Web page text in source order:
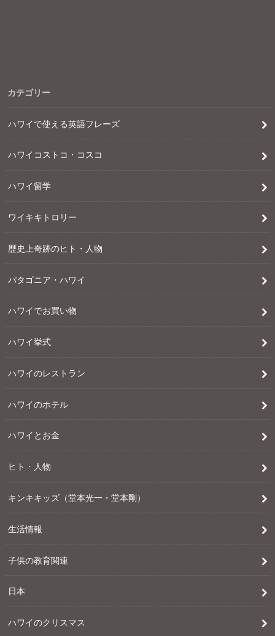
カテゴリー
ハワイで使える英語フレーズ
ハワイコストコ・コスコ
ハワイ留学
ワイキキトロリー
歴史上奇跡のヒト・人物
パタゴニア・ハワイ
ハワイでお買い物
ハワイ挙式
ハワイのレストラン
ハワイのホテル
ハワイとお金
ヒト・人物
キンキキッズ（堂本光一・堂本剛）
生活情報
子供の教育関連
日本
ハワイのクリスマス